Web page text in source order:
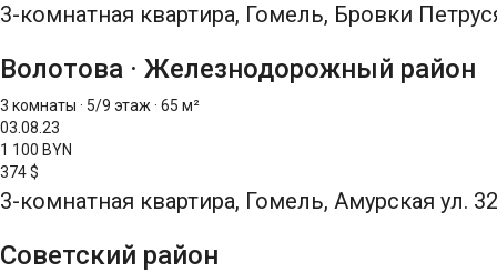
3-комнатная квартира, Гомель, Бровки
Волотова · Железнодорожный район
3 комнаты · 5/9 этаж · 65 м²
03.08.23
1 100 BYN
374 $
3-комнатная квартира, Гомель, Амурская ул. 32
Советский район